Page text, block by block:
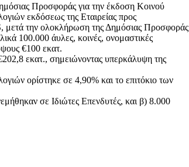
Προσφοράς για την έκδοση Κοινού
εκδόσεως της Εταιρείας προς
μετά την ολοκλήρωση της Δημόσιας Προσφοράς
100.000 άυλες, κοινές, ονομαστικές
€100 εκατ.
εκατ., σημειώνοντας υπερκάλυψη της
ορίστηκε σε 4,90% και το επιτόκιο των
σε Ιδιώτες Επενδυτές, και β) 8.000